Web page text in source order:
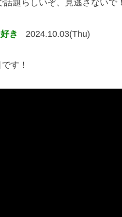
話題らしいぞ、見逃さないで
き 2024.10.03(Thu)
す！